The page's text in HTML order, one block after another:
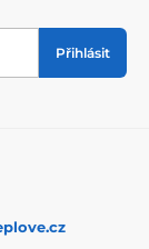
Přihlásit